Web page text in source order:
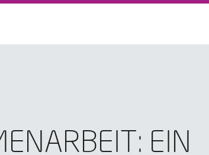
EIN